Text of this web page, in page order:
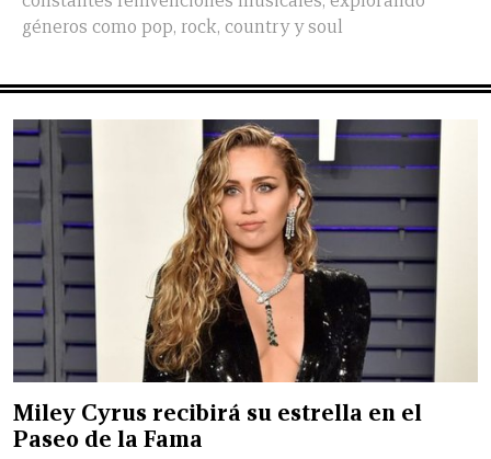
géneros como pop, rock, country y soul
Miley Cyrus recibirá su estrella en el
Paseo de la Fama